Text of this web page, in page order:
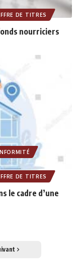
DE TITRES
nourriciers
DE TITRES
le cadre d’une